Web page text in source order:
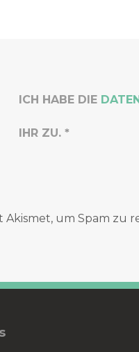
ICH HABE DIE
IHR ZU. *
Akismet, um Spam zu